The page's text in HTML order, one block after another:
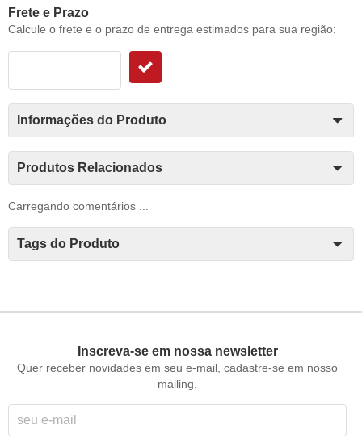
Frete e Prazo
Calcule o frete e o prazo de entrega estimados para sua região:
Informações do Produto
Produtos Relacionados
Carregando comentários ...
Tags do Produto
Inscreva-se em nossa newsletter
Quer receber novidades em seu e-mail, cadastre-se em nosso
mailing.